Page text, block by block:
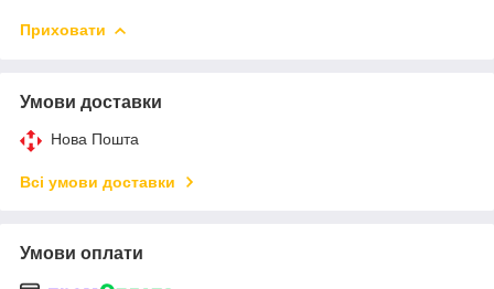
Приховати
Умови доставки
Нова Пошта
Всі умови доставки
Умови оплати